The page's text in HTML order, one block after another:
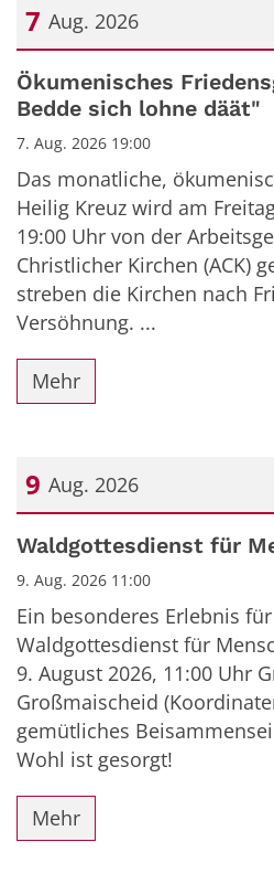
7 Aug. 2026
Datum: 7. August 2026
Ökumenisches
Bedde sich lohne däät"
7. Aug. 2026 19:00
Das monatliche,
Heilig Kreuz wird am
19:00 Uhr von der
Christlicher Kirchen (ACK)
streben die Kirchen nach
Versöhnung. ...
Mehr
9 Aug. 2026
Datum: 9. August 2026
Waldgottesdienst für
9. Aug. 2026 11:00
Ein besonderes Erlebnis
Waldgottesdienst für
9. August 2026, 11:00 Uhr
Großmaischeid
gemütliches
Wohl ist gesorgt!
Mehr